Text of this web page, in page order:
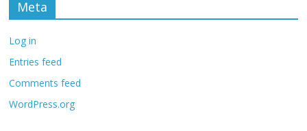
Meta
Log in
Entries feed
Comments feed
WordPress.org